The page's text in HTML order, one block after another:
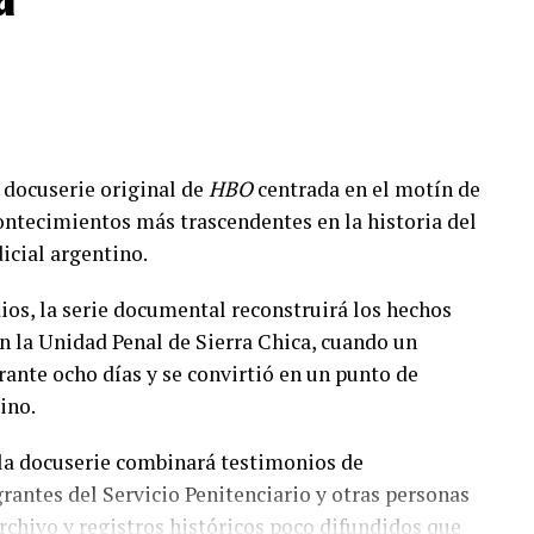
Che Contenidos
Magui Bravi, Alejandro Fiore
Selene Moscardi, Mosquito Sancineto, Nazareno
Issa, Agustín Salas
agosto
con los Seattle Seahawks, Temporada 21
original de HBOcentrada en el motín de
más trascendentes en la historia del
argentino.
la serie documental reconstruirá los hechos
la Unidad Penal de Sierra Chica, cuando un
ocho días y se convirtió en un punto de
docuserie combinará testimonios de
del Servicio Penitenciario y otras personas
y registros históricos poco difundidos que